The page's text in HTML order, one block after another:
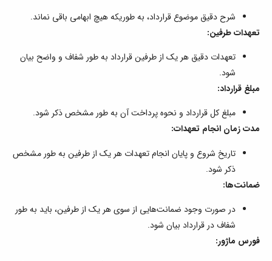
شرح دقیق موضوع قرارداد، به طوریکه هیچ ابهامی باقی نماند.
تعهدات طرفین:
تعهدات دقیق هر یک از طرفین قرارداد به طور شفاف و واضح بیان
شود.
مبلغ قرارداد:
مبلغ کل قرارداد و نحوه پرداخت آن به طور مشخص ذکر شود.
مدت زمان انجام تعهدات:
تاریخ شروع و پایان انجام تعهدات هر یک از طرفین به طور مشخص
ذکر شود.
ضمانت‌ها:
در صورت وجود ضمانت‌هایی از سوی هر یک از طرفین، باید به طور
شفاف در قرارداد بیان شود.
فورس ماژور: